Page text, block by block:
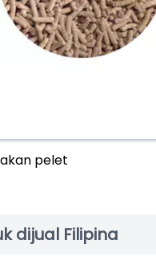
pelet
dijual Filipina